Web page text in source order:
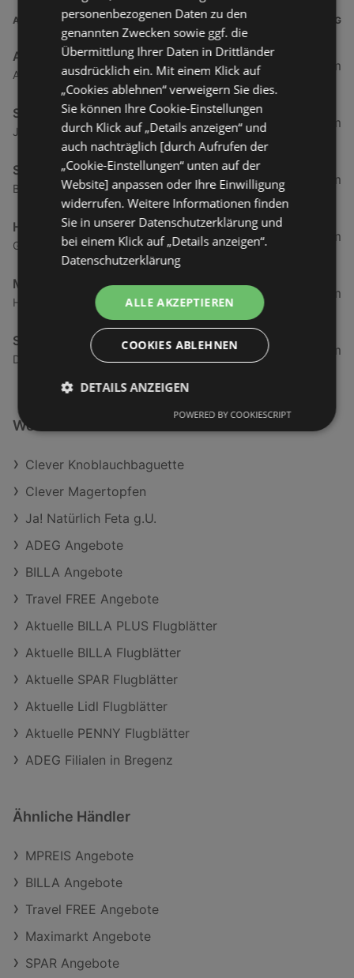
ADRESSE ENTFERNUNG
ADEG Österreich Handelsakt.Ges
Atu53220009 Rheinstraße 1, 6974 Gaissau
0,5 km
SPAR Supermarkt
Jägerweg 2, 6973 Höchst
1,94 km
SPAR Supermarkt
Bundesstraße 80, 6972 Fussach
3,84 km
HOFER
Gartenstraße 6, 6973 Höchst
3,86 km
Mähr Handels GmbH
Haderstraße 84, 6972 Fussach
4,67 km
Spar Supermarkt
Dorfstraße 46, 6972 Fußach
5,02 km
Weiterführende Links
Clever Knoblauchbaguette
Clever Magertopfen
Ja! Natürlich Feta g.U.
ADEG Angebote
BILLA Angebote
Travel FREE Angebote
Aktuelle BILLA PLUS Flugblätter
Aktuelle BILLA Flugblätter
Aktuelle SPAR Flugblätter
Aktuelle Lidl Flugblätter
Aktuelle PENNY Flugblätter
ADEG Filialen in Bregenz
Ähnliche Händler
MPREIS Angebote
BILLA Angebote
Travel FREE Angebote
Maximarkt Angebote
SPAR Angebote
personenbezogenen Daten zu den
genannten Zwecken sowie ggf. die
Übermittlung Ihrer Daten in Drittländer
ausdrücklich ein. Mit einem Klick auf
„Cookies ablehnen“ verweigern Sie dies.
Sie können Ihre Cookie-Einstellungen
durch Klick auf „Details anzeigen“ und
auch nachträglich [durch Aufrufen der
„Cookie-Einstellungen“ unten auf der
Website] anpassen oder Ihre Einwilligung
widerrufen. Weitere Informationen finden
Sie in unserer Datenschutzerklärung und
bei einem Klick auf „Details anzeigen“.
Datenschutzerklärung
ALLE AKZEPTIEREN
COOKIES ABLEHNEN
DETAILS ANZEIGEN
POWERED BY COOKIESCRIPT